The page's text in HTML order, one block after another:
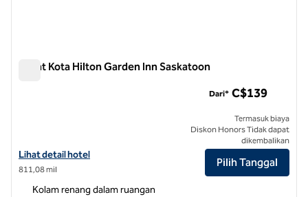
Pusat Kota Hilton Garden Inn Saskatoon
Lihat detail hotel untuk Hilton Garden Inn Saskatoon Downtown
Lihat detail hotel
811,08 mil
Dari* C$139
Termasuk biaya
Diskon Honors Tidak dapat
dikembalikan
Pilih Tanggal
Kolam renang dalam ruangan